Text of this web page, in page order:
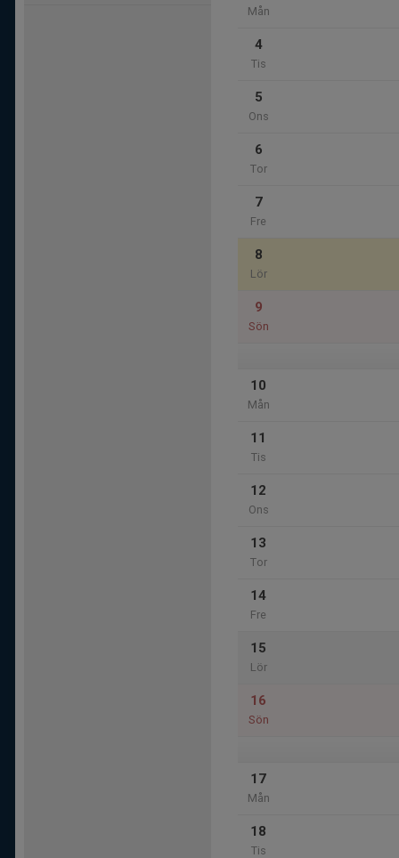
Mån
4
Tis
5
Ons
6
Tor
7
Fre
8
Lör
9
Sön
10
Mån
11
Tis
12
Ons
13
Tor
14
Fre
15
Lör
16
Sön
17
Mån
18
Tis